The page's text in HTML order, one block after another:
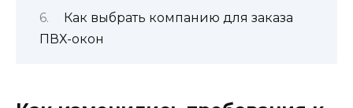
Как выбрать компанию для заказа
ПВХ-окон